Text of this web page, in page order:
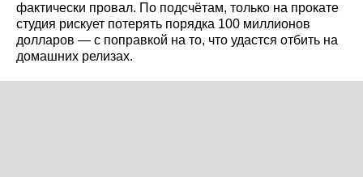
фактически провал. По подсчётам, только на прокате
студия рискует потерять порядка 100 миллионов
долларов — с поправкой на то, что удастся отбить на
домашних релизах.